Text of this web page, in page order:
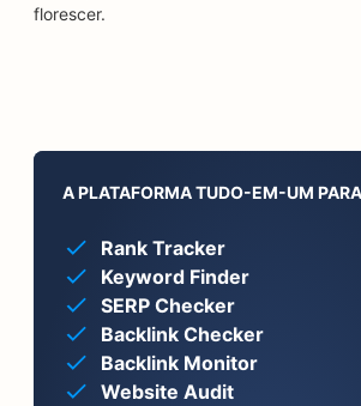
florescer.
A PLATAFORMA TUDO-EM-UM
Rank Tracker
Keyword Finder
SERP Checker
Backlink Checker
Backlink Monitor
Website Audit